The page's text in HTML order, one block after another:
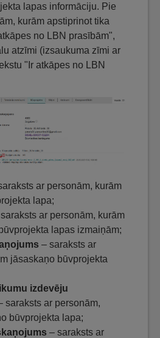
lapas informāciju. Pie
kurām apstiprinot tika
no LBN prasībām",
atzīmi (izsaukuma zīmi ar
"Ir atkāpes no LBN
ar personām, kurām
lapa;
ar personām, kurām
lapas izmaiņām;
– saraksts ar
jāsaskaņo būvprojekta
izdevēju
saraksts ar personām,
būvprojekta lapa;
– saraksts ar